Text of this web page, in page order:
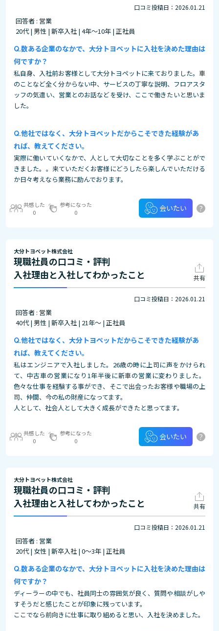
口コミ投稿日：2026.01.21
回答者 : 営業
20代 | 男性 | 新卒入社 | 4年～10年 | 正社員
数ある企業のなかで、大分トヨペットに入社を決めた理由は
何ですか？
私自身、入社前お客様として大分トヨペットに来ておりました。車
のことなど全く分からない中、サービスの丁寧な説明、フロアスタ
ッフの気遣い、営業とのお話などを受け、ここで働きたいと思いま
した。
他社ではなく、大分トヨペットだからこそできた経験があ
れば、教えてください。
実際に働いていくなかで、人として大切なことを多く学ぶことがで
きました。。来ていただくお客様にどうしたら楽しんでいただける
か日々考えなら業務に励んでおります。
共感した
0
参考になった
0
会いたい ?
大分トヨペット株式会社
現職社員の口コミ・評判
入社理由と入社してわかったこと
共有
口コミ投稿日：2026.01.21
回答者 : 営業
40代 | 男性 | 新卒入社 | 21年～ | 正社員
他社ではなく、大分トヨペットだからこそできた経験があ
れば、教えてください。
私はエンジニアで入社しました。26歳の時に上司に声をかけられ
て、中古車の営業になり1年半後に新車の営業に変わりました。
色々な仕事を経験する事ができ、そこで出会ったお客様や職場の上
司、仲間、今の私の財産になってます。
人として、社会人として大きく成長ができたと思ってます。
共感した
0
参考になった
0
会いたい ?
大分トヨペット株式会社
現職社員の口コミ・評判
入社理由と入社してわかったこと
共有
口コミ投稿日：2026.01.21
回答者 : 営業
20代 | 女性 | 新卒入社 | 0～3年 | 正社員
数ある企業のなかで、大分トヨペットに入社を決めた理由は
何ですか？
ディーラーの中でも、社員同士の雰囲気が良く、質問や相談がしや
すそうだと感じたことが印象に残っています。
ここでなら前向きに仕事に取り組めると思い、入社を決めました。